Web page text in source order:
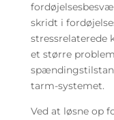
skridt i
et større
tarm-systemet.
Ved at løsne op